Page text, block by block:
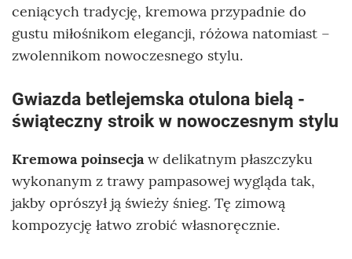
ceniących tradycję, kremowa przypadnie do
gustu miłośnikom elegancji, różowa natomiast –
zwolennikom nowoczesnego stylu.
Gwiazda betlejemska otulona bielą -
świąteczny stroik w nowoczesnym stylu
Kremowa poinsecjaw delikatnym płaszczyku
wykonanym z trawy pampasowej wygląda tak,
jakby oprószył ją świeży śnieg. Tę zimową
kompozycję łatwo zrobić własnoręcznie.